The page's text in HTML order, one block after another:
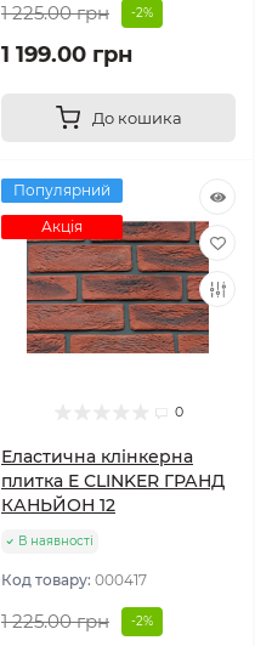
1 225.00 грн -2%
1 199.00 грн
До кошика
Популярний
Акція
0
Еластична клінкерна
плитка E СLINKER ГРАНД
КАНЬЙОН 12
В наявності
Код товару: 000417
1 225.00 грн -2%